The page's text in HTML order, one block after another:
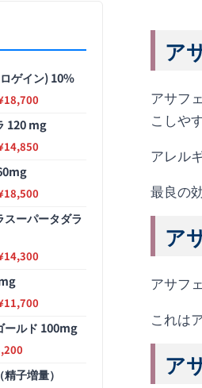
ア
アサフ
こしや
アレル
最良の
ア
アサフ
これは
ア
ゲイン) 10%
18,700
120 mg
14,850
18,500
スーパータダラ
14,300
11,700
ールド 100mg
子増量）